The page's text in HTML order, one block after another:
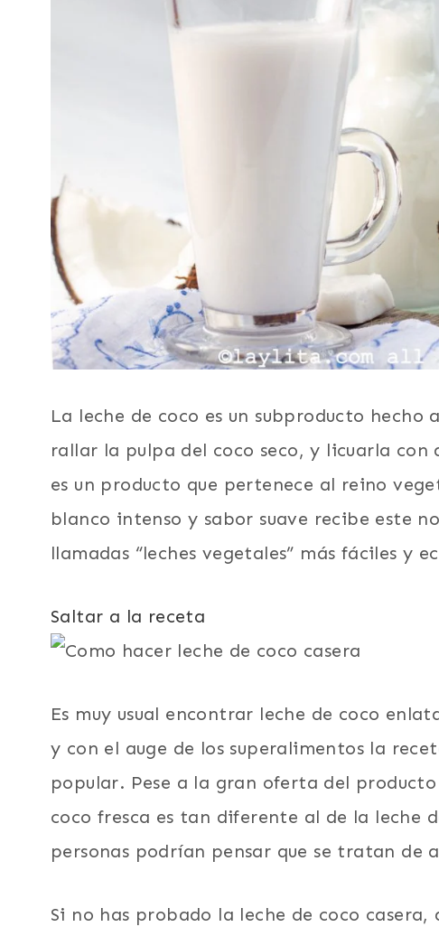
La leche de coco es un subproducto hecho
rallar la pulpa del coco seco, y licuarla con
es un producto que pertenece al reino
blanco intenso y sabor suave recibe este
llamadas “leches vegetales” más fáciles y
Saltar a la receta
Es muy usual encontrar leche de coco
y con el auge de los superalimentos la
popular. Pese a la gran oferta del
coco fresca es tan diferente al de la leche
personas podrían pensar que se tratan
Si no has probado la leche de coco